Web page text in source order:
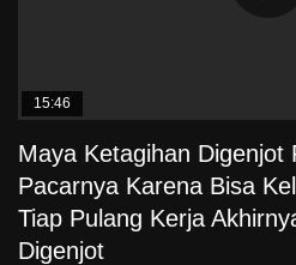
15:46
Maya Ketagihan Digenjot
Pacarnya Karena Bisa
Tiap Pulang Kerja
Digenjot